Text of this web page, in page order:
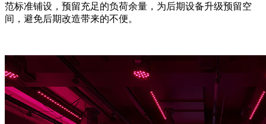
范标准铺设，预留充足的负荷余量，为后期设备升级预留空
间，避免后期改造带来的不便。